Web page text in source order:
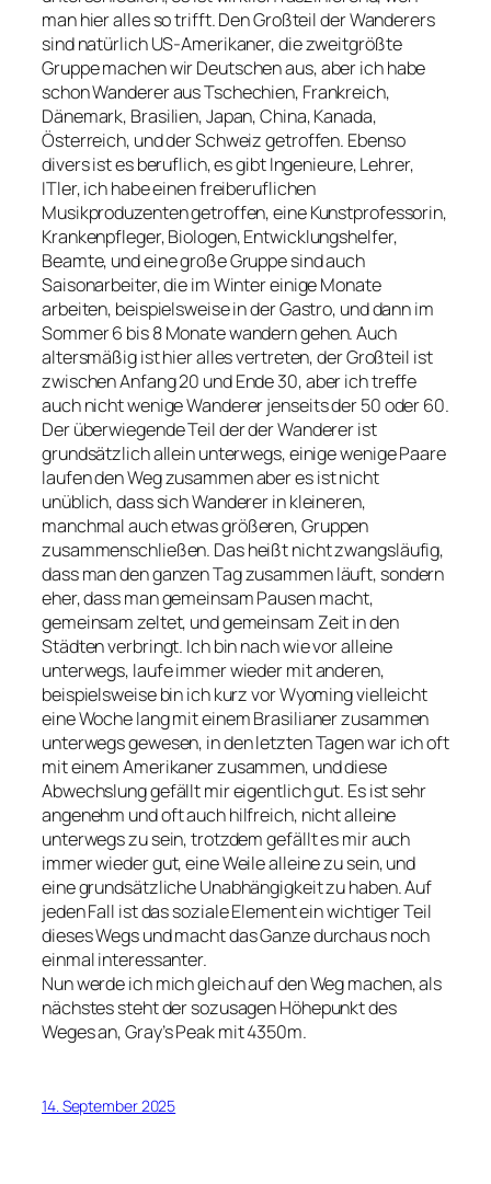
man hier alles so trifft. Den Großteil der Wanderers
sind natürlich US-Amerikaner, die zweitgrößte
Gruppe machen wir Deutschen aus, aber ich habe
schon Wanderer aus Tschechien, Frankreich,
Dänemark, Brasilien, Japan, China, Kanada,
Österreich, und der Schweiz getroffen. Ebenso
divers ist es beruflich, es gibt Ingenieure, Lehrer,
ITler, ich habe einen freiberuflichen
Musikproduzenten getroffen, eine Kunstprofessorin,
Krankenpfleger, Biologen, Entwicklungshelfer,
Beamte, und eine große Gruppe sind auch
Saisonarbeiter, die im Winter einige Monate
arbeiten, beispielsweise in der Gastro, und dann im
Sommer 6 bis 8 Monate wandern gehen. Auch
altersmäßig ist hier alles vertreten, der Großteil ist
zwischen Anfang 20 und Ende 30, aber ich treffe
auch nicht wenige Wanderer jenseits der 50 oder 60.
Der überwiegende Teil der der Wanderer ist
grundsätzlich allein unterwegs, einige wenige Paare
laufen den Weg zusammen aber es ist nicht
unüblich, dass sich Wanderer in kleineren,
manchmal auch etwas größeren, Gruppen
zusammenschließen. Das heißt nicht zwangsläufig,
dass man den ganzen Tag zusammen läuft, sondern
eher, dass man gemeinsam Pausen macht,
gemeinsam zeltet, und gemeinsam Zeit in den
Städten verbringt. Ich bin nach wie vor alleine
unterwegs, laufe immer wieder mit anderen,
beispielsweise bin ich kurz vor Wyoming vielleicht
eine Woche lang mit einem Brasilianer zusammen
unterwegs gewesen, in den letzten Tagen war ich oft
mit einem Amerikaner zusammen, und diese
Abwechslung gefällt mir eigentlich gut. Es ist sehr
angenehm und oft auch hilfreich, nicht alleine
unterwegs zu sein, trotzdem gefällt es mir auch
immer wieder gut, eine Weile alleine zu sein, und
eine grundsätzliche Unabhängigkeit zu haben. Auf
jeden Fall ist das soziale Element ein wichtiger Teil
dieses Wegs und macht das Ganze durchaus noch
einmal interessanter.
Nun werde ich mich gleich auf den Weg machen, als
nächstes steht der sozusagen Höhepunkt des
Weges an, Gray’s Peak mit 4350m.
14. September 2025